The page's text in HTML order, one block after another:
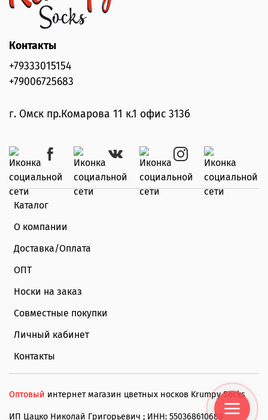
Каталог
О компании
Доставка/Оплата
ОПТ
Носки на заказ
Совместные покупки
Личный кабинет
Контакты
Контакты
+79333015154
+79006725683
г. Омск пр.Комарова 11 к.1 офис 313б
Оптовый интернет магазин цветных носков Krumpy Socks
ИП Цацко Николай Григорьевич ; ИНН: 550368610680